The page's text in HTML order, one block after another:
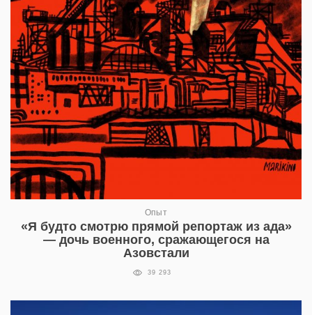
Опыт
«Я будто смотрю прямой репортаж из ада»
— дочь военного, сражающегося на
Азовстали
39 293